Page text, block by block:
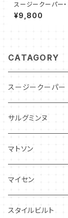
スージークーパー
プレイ・C&S（グリ
056
¥9,800
CATAGORY
スージークーパー
パトリシアローズ
ドレスデンスプレイ
プランタン
グレンミスト
サルグミンヌ
ニーナローサ
FAVORI
CIBON
マトソン
マイセン
スタイルビルト